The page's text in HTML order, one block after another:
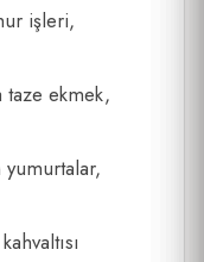
işleri,
taze ekmek,